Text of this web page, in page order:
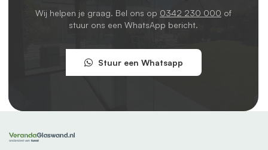
Wij helpen je graag. Bel ons op 0342 230 000 of
stuur ons een WhatsApp bericht.
Stuur een Whatsapp